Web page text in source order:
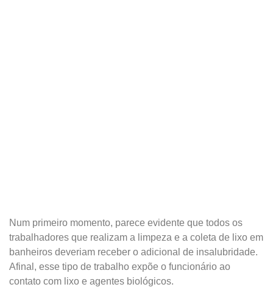
Num primeiro momento, parece evidente que todos os
trabalhadores que realizam a limpeza e a coleta de lixo em
banheiros deveriam receber o adicional de insalubridade.
Afinal, esse tipo de trabalho expõe o funcionário ao
contato com lixo e agentes biológicos.